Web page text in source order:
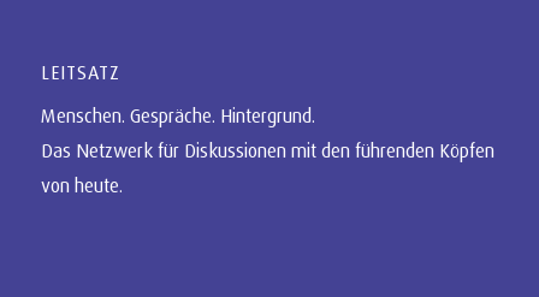
LEITSATZ
Menschen. Gespräche. Hintergrund.
Das Netzwerk für Diskussionen mit den führenden Köpfen
von heute.